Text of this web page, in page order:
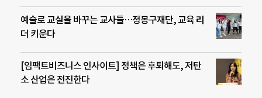
예술로 교실을 바꾸는 교사들…정몽구재단, 교육 리
더 키운다
[임팩트비즈니스 인사이트] 정책은 후퇴해도, 저탄
소 산업은 전진한다